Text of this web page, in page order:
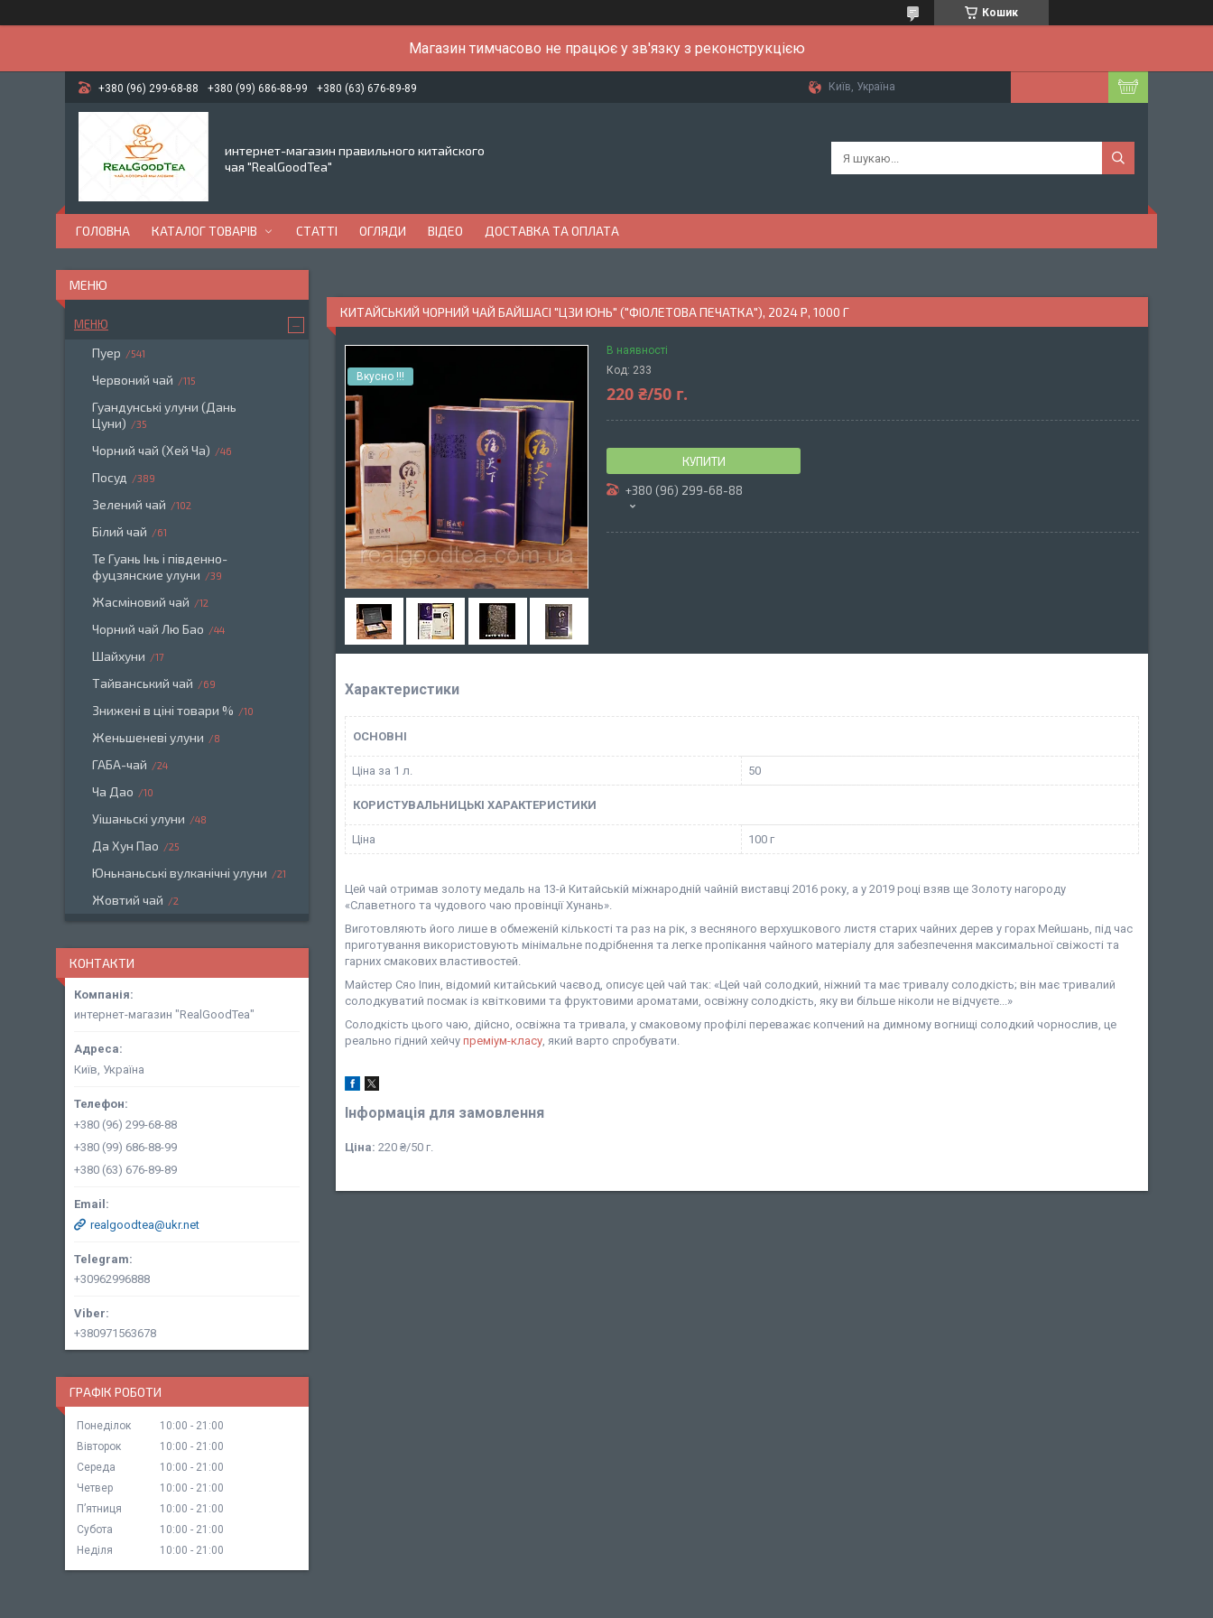
Кошик
Магазин тимчасово не працює у зв'язку з реконструкцією
+380 (96) 299-68-88 +380 (99) 686-88-99 +380 (63) 676-89-89 Київ, Україна
интернет-магазин правильного китайского
чая "RealGoodTea"
ГОЛОВНА КАТАЛОГ ТОВАРІВ СТАТТІ ОГЛЯДИ ВІДЕО ДОСТАВКА ТА ОПЛАТА
КИТАЙСЬКИЙ ЧОРНИЙ ЧАЙ БАЙШАСІ "ЦЗИ ЮНЬ" ("ФІОЛЕТОВА ПЕЧАТКА"), 2024 Р, 1000 Г
Вкусно !!!
В наявності
Код: 233
220 ₴/50 г.
КУПИТИ
+380 (96) 299-68-88
Характеристики
ОСНОВНІ
Ціна за 1 л. 50
КОРИСТУВАЛЬНИЦЬКІ ХАРАКТЕРИСТИКИ
Ціна 100 г
Цей чай отримав золоту медаль на 13-й Китайській міжнародній чайній виставці 2016 року, а у 2019 році взяв ще Золоту нагороду
«Славетного та чудового чаю провінції Хунань».
Виготовляють його лише в обмеженій кількості та раз на рік, з весняного верхушкового листя старих чайних дерев у горах Мейшань, під час
приготування використовують мінімальне подрібнення та легке пропікання чайного матеріалу для забезпечення максимальної свіжості та
гарних смакових властивостей.
Майстер Сяо Іпин, відомий китайський чаєвод, описує цей чай так: «Цей чай солодкий, ніжний та має тривалу солодкість; він має тривалий
солодкуватий посмак із квітковими та фруктовими ароматами, освіжну солодкість, яку ви більше ніколи не відчуєте...»
Солодкість цього чаю, дійсно, освіжна та тривала, у смаковому профілі переважає копчений на димному вогнищі солодкий чорнослив, це
реально гідний хейчу преміум-класу, який варто спробувати.
Інформація для замовлення
Ціна: 220 ₴/50 г.
МЕНЮ
Пуер 541
Червоний чай 115
Гуандунські улуни (Дань
Цуни)
35
Чорний чай (Хей Ча) 46
Посуд 389
Зелений чай 102
Білий чай 61
Те Гуань Інь і південно-
фуцзянские улуни
39
Жасміновий чай 12
Чорний чай Лю Бао 44
Шайхуни 17
Тайванський чай 69
Знижені в ціні товари % 10
Женьшеневі улуни 8
ГАБА-чай 24
Ча Дао 10
Уішаньскі улуни 48
Да Хун Пао 25
Юньнаньські вулканічні улуни 21
Жовтий чай 2
КОНТАКТИ
интернет-магазин "RealGoodTea"
Київ, Україна
+380 (96) 299-68-88
+380 (99) 686-88-99
+380 (63) 676-89-89
realgoodtea@ukr.net
+30962996888
+380971563678
ГРАФІК РОБОТИ
Понеділок 10:00
21:00
Вівторок
10:00
21:00
Середа
10:00
21:00
Четвер
10:00
21:00
Пʼятниця
10:00
21:00
Субота
10:00
21:00
Неділя
10:00 21:00